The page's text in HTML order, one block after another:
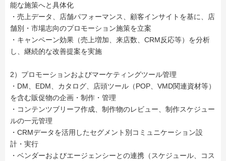
能な施策へと具体化
・売上データ、店舗パフォーマンス、顧客インサイトを基に、店
舗別・市場志向のプロモーション施策を立案
・キャンペーン効果（売上増加、来店数、CRM反応等）を分析
し、継続的な改善提案を実施
2）プロモーションおよびマーケティングツール管理
・DM、EDM、カタログ、店頭ツール（POP、VMD関連資材等）
を含む販促物の企画・制作・管理
・コンテンツブリーフ作成、制作物のレビュー、制作スケジュー
ルの一元管理
・CRMデータを活用したセグメント別コミュニケーション設
計・実行
・ベンダーおよびエージェンシーとの連携（スケジュール、コス